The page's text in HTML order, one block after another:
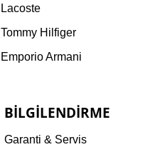
Lacoste
Tommy Hilfiger
Emporio Armani
BILGILENDIRME
Garanti & Servis